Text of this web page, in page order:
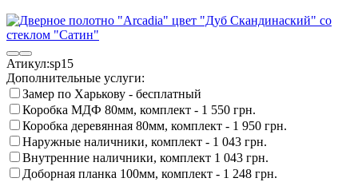
Атикул:sp15
Дополнительные услуги:
Замер по Харькову - бесплатный
Коробка МДФ 80мм, комплект - 1 550 грн.
Коробка деревянная 80мм, комплект - 1 950 грн.
Наружные наличники, комплект - 1 043 грн.
Внутренние наличники, комплект 1 043 грн.
Доборная планка 100мм, комплект - 1 248 грн.